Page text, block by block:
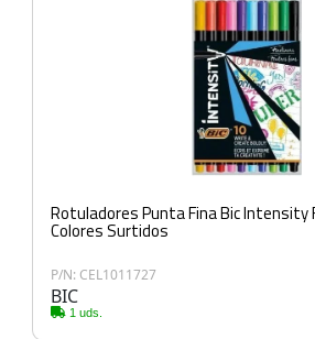
Rotuladores Punta Fina Bic Intensity
Colores Surtidos
P/N: CEL1011727
BIC
1 uds.